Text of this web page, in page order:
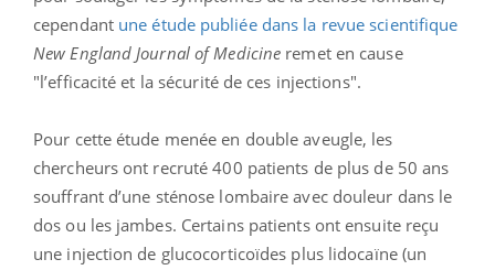
cependant une étude publiée dans la revue scientifique
New England Journal of Medicine remet en cause
"l’efficacité et la sécurité de ces injections".
Pour cette étude menée en double aveugle, les
chercheurs ont recruté 400 patients de plus de 50 ans
souffrant d’une sténose lombaire avec douleur dans le
dos ou les jambes. Certains patients ont ensuite reçu
une injection de glucocorticoïdes plus lidocaïne (un